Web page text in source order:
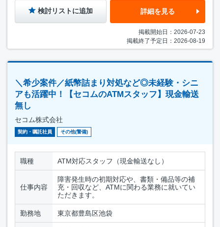
検討リストに追加 詳細を見る
掲載開始日：2026-07-23
掲載終了予定日：2026-08-19
＼希少案件／紙幣詰まり対処など◎未経験・シニ
アも活躍中！【セコムのATMスタッフ】現金輸送
無し
セコム株式会社
契約・嘱託社員 その他(警備)
職種 ATM対応スタッフ（現金輸送なし）
仕事内容
障害発生時の初期対応や、書類・備品等の補
充・回収など、ATMに関わる業務に就いてい
ただきます。
勤務地 東京都豊島区池袋